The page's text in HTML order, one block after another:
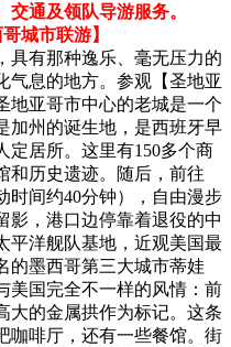
通及领队导游服务。
城市联游】
具有那种逸乐、毫无压力的
气息的地方。参观【圣地亚
地亚哥市中心的老城是一个
加州的诞生地，是西班牙早
定居所。这里有150多个商
和历史遗迹。随后，前往
时间约40分钟），自由漫步
影，港口边停靠着退役的中
平洋舰队基地，近观美国最
的墨西哥第三大城市蒂娃
美国完全不一样的风情：前
大的金属拱作为标记。这条
咖啡厅，还有一些餐馆。街